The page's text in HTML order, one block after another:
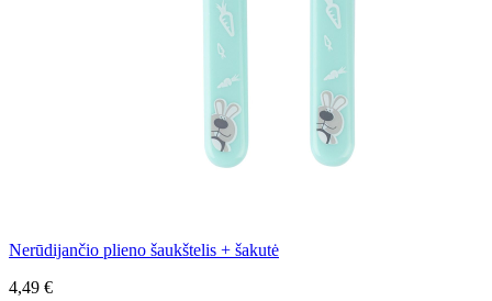
Nerūdijančio plieno šaukštelis + šakutė
4,49 €